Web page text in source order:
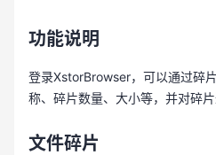
功能说明
登录XstorBrowser，可以通过碎
称、碎片数量、大小等，并对碎片
文件碎片